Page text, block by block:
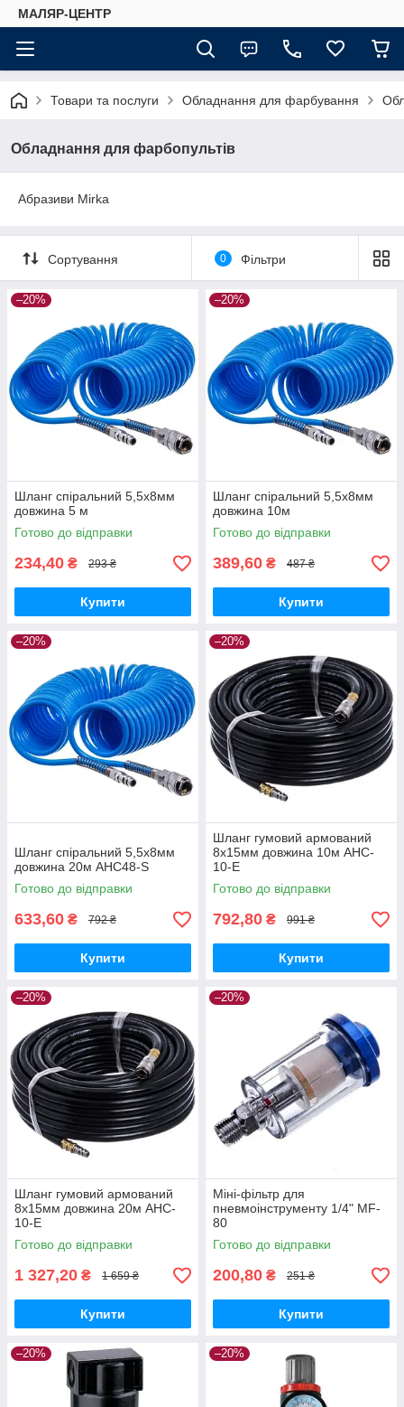
МАЛЯР-ЦЕНТР
Товари та послуги Обладнання для фарбування
Обладнання для фарбопультів
Абразиви Mirka
Сортування 0 Фільтри
–20%
Шланг спіральний 5,5х8мм
довжина 5 м
Готово до відправки
234,40 ₴ 293 ₴
Купити
–20%
Шланг спіральний 5,5х8мм
довжина 10м
Готово до відправки
389,60 ₴ 487 ₴
Купити
–20%
Шланг спіральний 5,5х8мм
довжина 20м AHC48-S
Готово до відправки
633,60 ₴ 792 ₴
Купити
–20%
Шланг гумовий армований
8х15мм довжина 10м AHC-
10-E
Готово до відправки
792,80 ₴ 991 ₴
Купити
–20%
Шланг гумовий армований
8х15мм довжина 20м AHC-
10-E
Готово до відправки
1 327,20 ₴ 1 659 ₴
Купити
–20%
Міні-фільтр для
пневмоінструменту 1/4" MF-
80
Готово до відправки
200,80 ₴ 251 ₴
Купити
–20% –20%